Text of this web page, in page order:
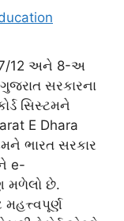
7/12 અને 8-અ
સરકારના
સિસ્ટમને
E Dhara
ભારત સરકાર
e-
મળેલો છે.
મહત્ત્વપૂર્ણ